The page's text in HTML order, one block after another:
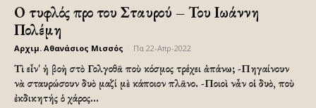
Ο τυφλός προ του Σταυρού – Του Ιωάννη
Πολέμη
Αρχιμ. Αθανάσιος Μισσός Πα 22-Απρ-2022
Τὶ εἶν' ἡ βοὴ στὸ Γολγοθᾶ ποὺ κόσμος τρέχει ἀπάνω; -Πηγαίνουν
νὰ σταυρώσουν δυὸ μαζί μὲ κάποιον πλᾶνο. -Ποιοὶ νἆν οἱ δυὸ, ποὺ
ἐκδικητής ὁ χάρος...